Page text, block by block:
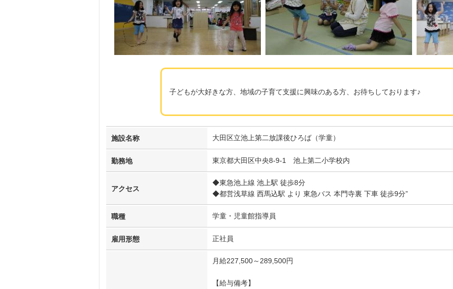
子どもが大好きな方、地域の子育て支援に興味のある方、お待ちしております♪
施設名称 大田区立池上第二放課後ひろば（学童）
勤務地 東京都大田区中央8-9-1 池上第二小学校内
アクセス
◆東急池上線 池上駅 徒歩8分
◆都営浅草線 西馬込駅 より 東急バス 本門寺裏 下車 徒歩9分”
職種 学童・児童館指導員
雇用形態 正社員
月給227,500～289,500円
【給与備考】